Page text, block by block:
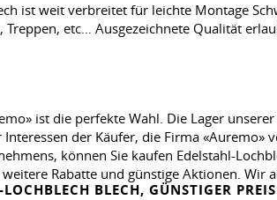
ist weit verbreitet für leichte Montage
Treppen, etc… Ausgezeichnete Qualität
ist die perfekte Wahl. Die Lager
Interessen der Käufer, die Firma
können Sie kaufen Edelstahl-
Rabatte und günstige Aktionen. Wir
BLECH, GÜNSTIGER PREIS